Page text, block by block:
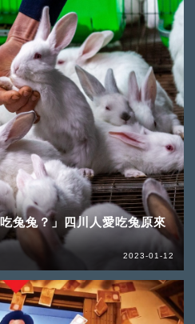
兔兔？」四川人愛吃兔原來
2023-01-12